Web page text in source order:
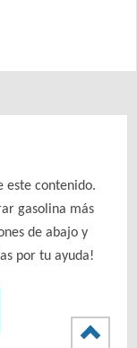
este contenido.
gasolina más
de abajo y
por tu ayuda!